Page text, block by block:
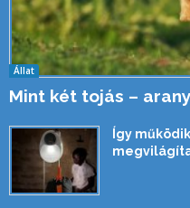
Állat
Mint két tojás –
Így